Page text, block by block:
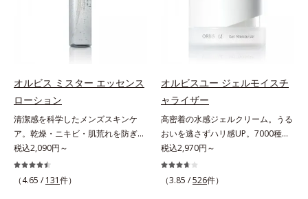
ぐ（ウォッシュ除く）*2 オルビス
内スキンケアシリーズの保湿力*3
年齢に応じたお手入れのこと*4 う
るおいによる*5 乾燥、ハリ・ツヤ
ロニセラカエルレア果汁、ノバラエ
キス配合＝うるおいを与えハリと透
明感に満ちた肌へ導く保湿成分*9
メマツヨイグサ抽出液、スイカズラ
エキス配合＝角層のすみずみまで水
分・油分を保ち、ハリ・ツヤを与え
る保湿成分*10 気持ちのこと各商品
の詳しい情報は商品ページをご覧く
ミ・ソバカスを防ぐ美白有効成分を
組み合わせた複合成分*4 グリチル
リチン酸2K各商品の詳しい情報は商
BEAUTY夏祭りは、こちら
ヴァイタルトリートメントクリーム
「オルビスアンバー ヴァイタルト
リートメントクリーム」は、1品
で、化粧水、クリーム、シワ改善・
ッククリーム(*3)、パックの6役を
アシン(*4)によるシワ改善・シミ予
防に加え、複合成分コラーゲンコン
プレックスSPが肌のハリを徹底サポ
ート。肌なじみのよいクリーム構造
で角層まで保湿成分が浸透し、うる
おいをギュッと閉じ込めます。洗顔
肌悩みに応え、“未来”を見据えて好
印象の鍵となるハリ・ツヤへもアプ
ローチする進化を遂げました。うる
アイテム同士をなじみやすくする
「うるおいコネクト設計」を採用。
8アイテム分の機能を3ステップに集
約し、よりシンプルなお手入れで、
ハリ・ツヤのある好印象な清潔透明
肌(*1)へ導きます。*1 うるおいによ
る透明感のある肌*2 男性の顔画像
を用いた印象評価において、基準画
オルビス ミスター エッセンス
ローション
清潔感を科学したメンズスキンケ
ア。乾燥・ニキビ・肌荒れを防ぎハ
リ・ツヤのある、好印象な清潔透明
肌(*1)へ。オルビス ミスターは、男
性の清潔感、爽やかさ、若々しさの
税込2,090円～
（4.65 / 131件）
オルビスユー ジェルモイスチ
ャライザー
高密着の水感ジェルクリーム。うる
おいを逃さずハリ感UP。7000種を
超える成分から厳選し、「うるおい
の質(*1)」に着目した初期エイジン
グケア(*2)シリーズオルビスユーは
税込2,970円～
（3.85 /526件）